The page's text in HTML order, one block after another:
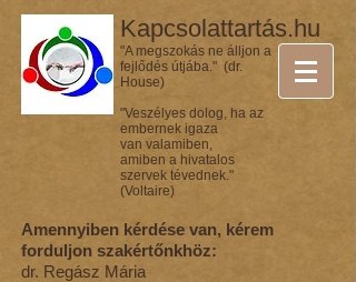
Kapcsolattartás.hu
"A megszokás ne álljon a
fejlődés útjába." (dr.
House)
"Veszélyes dolog, ha az
embernek igaza
van valamiben,
amiben a hivatalos
szervek tévednek."
(Voltaire)
Amennyiben kérdése van, kérem
forduljon szakértőnkhöz:
dr. Regász Mária